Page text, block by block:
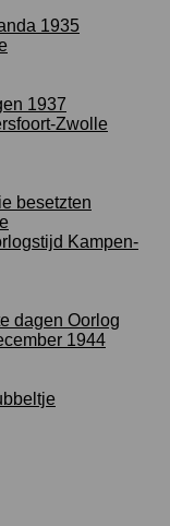
1935
1937
Zwolle
besetzten
Kampen-
dagen Oorlog
1944